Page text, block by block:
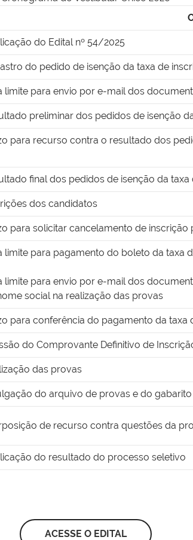
do Edital nº 54/2025
do pedido de isenção da taxa de
limite para envio por e-mail dos
preliminar dos pedidos de isenção
para recurso contra o resultado dos
final dos pedidos de isenção da taxa
dos candidatos
para solicitar cancelamento de
limite para pagamento do boleto da taxa
limite para envio por e-mail dos
social na realização das provas
para conferência do pagamento da taxa
do Comprovante Definitivo de
das provas
do arquivo de provas e do
de recurso contra questões da
do resultado do processo seletivo
ACESSE O EDITAL